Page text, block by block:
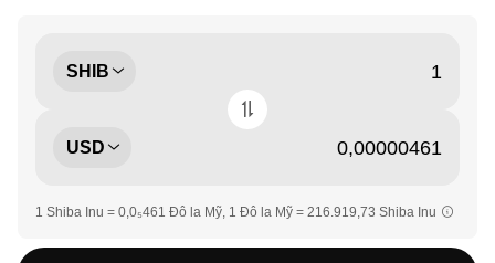
SHIB
USD
1 Shiba Inu = 0,0₅461 Đô la Mỹ, 1 Đô la Mỹ = 216.919,73 Shiba Inu